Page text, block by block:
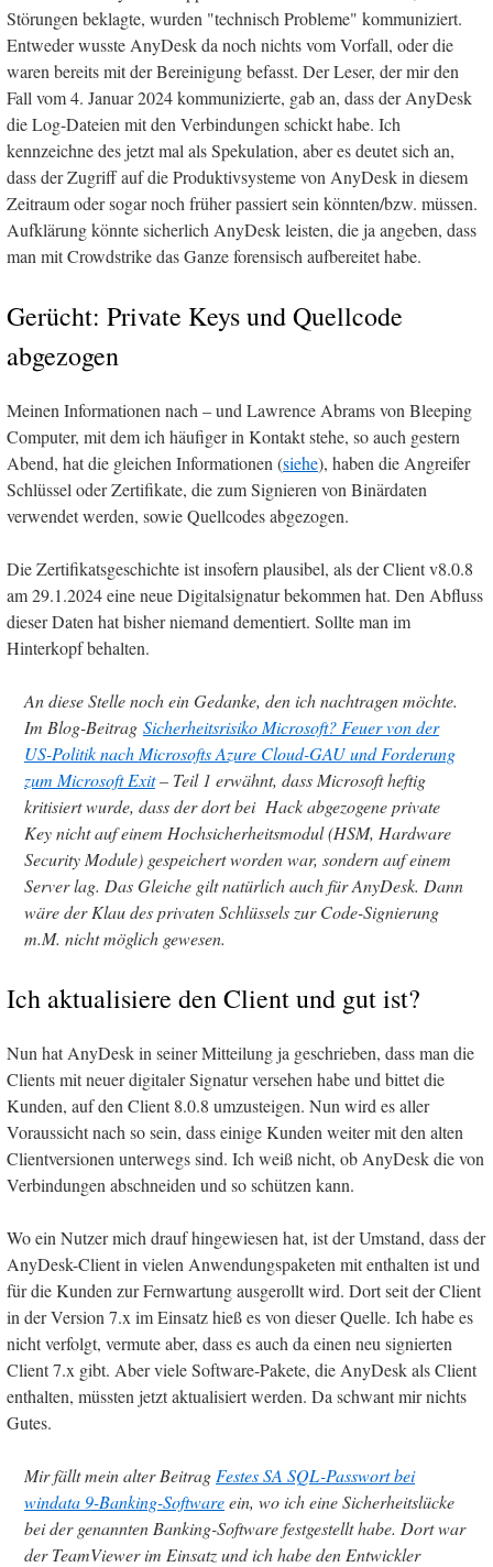
Störungen beklagte, wurden "technisch Probleme" kommuniziert.
Entweder wusste AnyDesk da noch nichts vom Vorfall, oder die
waren bereits mit der Bereinigung befasst. Der Leser, der mir den
Fall vom 4. Januar 2024 kommunizierte, gab an, dass der AnyDesk
die Log-Dateien mit den Verbindungen schickt habe. Ich
kennzeichne des jetzt mal als Spekulation, aber es deutet sich an,
dass der Zugriff auf die Produktivsysteme von AnyDesk in diesem
Zeitraum oder sogar noch früher passiert sein könnten/bzw. müssen.
Aufklärung könnte sicherlich AnyDesk leisten, die ja angeben, dass
man mit Crowdstrike das Ganze forensisch aufbereitet habe.
Gerücht: Private Keys und Quellcode
abgezogen
Meinen Informationen nach – und Lawrence Abrams von Bleeping
Computer, mit dem ich häufiger in Kontakt stehe, so auch gestern
Abend, hat die gleichen Informationen (siehe), haben die Angreifer
Schlüssel oder Zertifikate, die zum Signieren von Binärdaten
verwendet werden, sowie Quellcodes abgezogen.
Die Zertifikatsgeschichte ist insofern plausibel, als der Client v8.0.8
am 29.1.2024 eine neue Digitalsignatur bekommen hat. Den Abfluss
dieser Daten hat bisher niemand dementiert. Sollte man im
Hinterkopf behalten.
An diese Stelle noch ein Gedanke, den ich nachtragen möchte.
Im Blog-Beitrag Sicherheitsrisiko Microsoft? Feuer von der
US-Politik nach Microsofts Azure Cloud-GAU und Forderung
zum Microsoft Exit– Teil 1 erwähnt, dass Microsoft heftig
kritisiert wurde, dass der dort bei Hack abgezogene private
Key nicht auf einem Hochsicherheitsmodul (HSM, Hardware
Security Module) gespeichert worden war, sondern auf einem
Server lag. Das Gleiche gilt natürlich auch für AnyDesk. Dann
wäre der Klau des privaten Schlüssels zur Code-Signierung
m.M. nicht möglich gewesen.
Ich aktualisiere den Client und gut ist?
Nun hat AnyDesk in seiner Mitteilung ja geschrieben, dass man die
Clients mit neuer digitaler Signatur versehen habe und bittet die
Kunden, auf den Client 8.0.8 umzusteigen. Nun wird es aller
Voraussicht nach so sein, dass einige Kunden weiter mit den alten
Clientversionen unterwegs sind. Ich weiß nicht, ob AnyDesk die von
Verbindungen abschneiden und so schützen kann.
Wo ein Nutzer mich drauf hingewiesen hat, ist der Umstand, dass der
AnyDesk-Client in vielen Anwendungspaketen mit enthalten ist und
für die Kunden zur Fernwartung ausgerollt wird. Dort seit der Client
in der Version 7.x im Einsatz hieß es von dieser Quelle. Ich habe es
nicht verfolgt, vermute aber, dass es auch da einen neu signierten
Client 7.x gibt. Aber viele Software-Pakete, die AnyDesk als Client
enthalten, müssten jetzt aktualisiert werden. Da schwant mir nichts
Gutes.
Mir fällt mein alter Beitrag Festes SA SQL-Passwort bei
windata 9-Banking-Softwareein, wo ich eine Sicherheitslücke
bei der genannten Banking-Software festgestellt habe. Dort war
der TeamViewer im Einsatz und ich habe den Entwickler